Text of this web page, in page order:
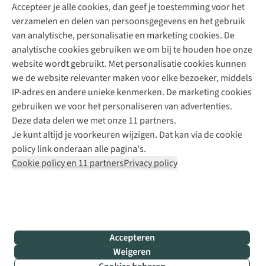
Accepteer je alle cookies, dan geef je toestemming voor het
verzamelen en delen van persoonsgegevens en het gebruik
van analytische, personalisatie en marketing cookies. De
analytische cookies gebruiken we om bij te houden hoe onze
website wordt gebruikt. Met personalisatie cookies kunnen
we de website relevanter maken voor elke bezoeker, middels
IP-adres en andere unieke kenmerken. De marketing cookies
gebruiken we voor het personaliseren van advertenties.
Deze data delen we met onze 11 partners.
Je kunt altijd je voorkeuren wijzigen. Dat kan via de cookie
policy link onderaan alle pagina's.
Cookie policy en 11 partnersPrivacy policy
Accepteren
Weigeren
+31 (0)85 888 50 88
+31 6 12 28 49 80
Contactformulier
Bever
B.V.